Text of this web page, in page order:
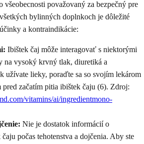
všeobecnosti považovaný za bezpečný pre
bylinných doplnkoch je dôležité
a kontraindikácie:
Ibištek čaj môže interagovať s niektorými
na vysoký krvný tlak, diuretiká a
užívate lieky, poraďte sa so svojím lekárom
pred začatím pitia ibištek čaju (6). Zdroj:
vitamins/ai/ingredientmono-
Nie je dostatok informácií o
počas tehotenstva a dojčenia. Aby ste